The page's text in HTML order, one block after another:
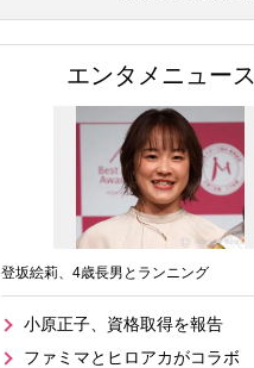
エンタメニュース
登坂絵莉、4歳長男とランニング
小原正子、資格取得を報告
ファミマとヒロアカがコラボ